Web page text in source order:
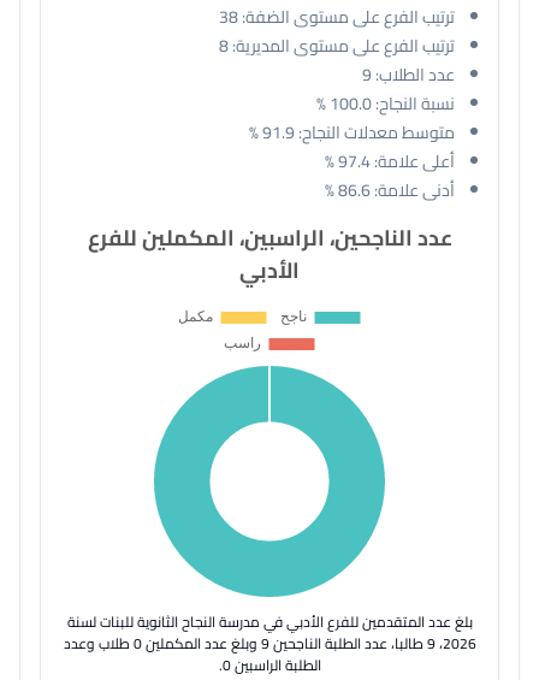
ترتيب الفرع على مستوى الضفة:38
ترتيب الفرع على مستوى المديرية:8
عدد الطلاب:9
نسبة النجاح:100.0 %
متوسط معدلات النجاح:91.9 %
أعلى علامة:97.4 %
أدنى علامة:86.6 %
عدد الناجحين، الراسبين، المكملين للفرع
الأدبي
بلغ عدد المتقدمين للفرع الأدبي في مدرسة النجاح الثانوية للبنات لسنة
2026، 9 طالبا، عدد الطلبة الناجحين 9 وبلغ عدد المكملين 0 طلاب وعدد
الطلبة الراسبين 0.